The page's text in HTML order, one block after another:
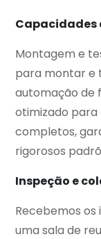
Capacidades
Montagem e
para montar e
automação de
otimizado para
completos,
rigorosos
Inspeção e
Recebemos
uma sala de